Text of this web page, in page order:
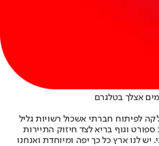
אצלך בטלגרם
לפיתוח חברתי אשכול רשויות גליל
וגוף בריא לצד חיזוק התיירות
יש לנו ארץ כל כך יפה ומיוחדת ואנחנו